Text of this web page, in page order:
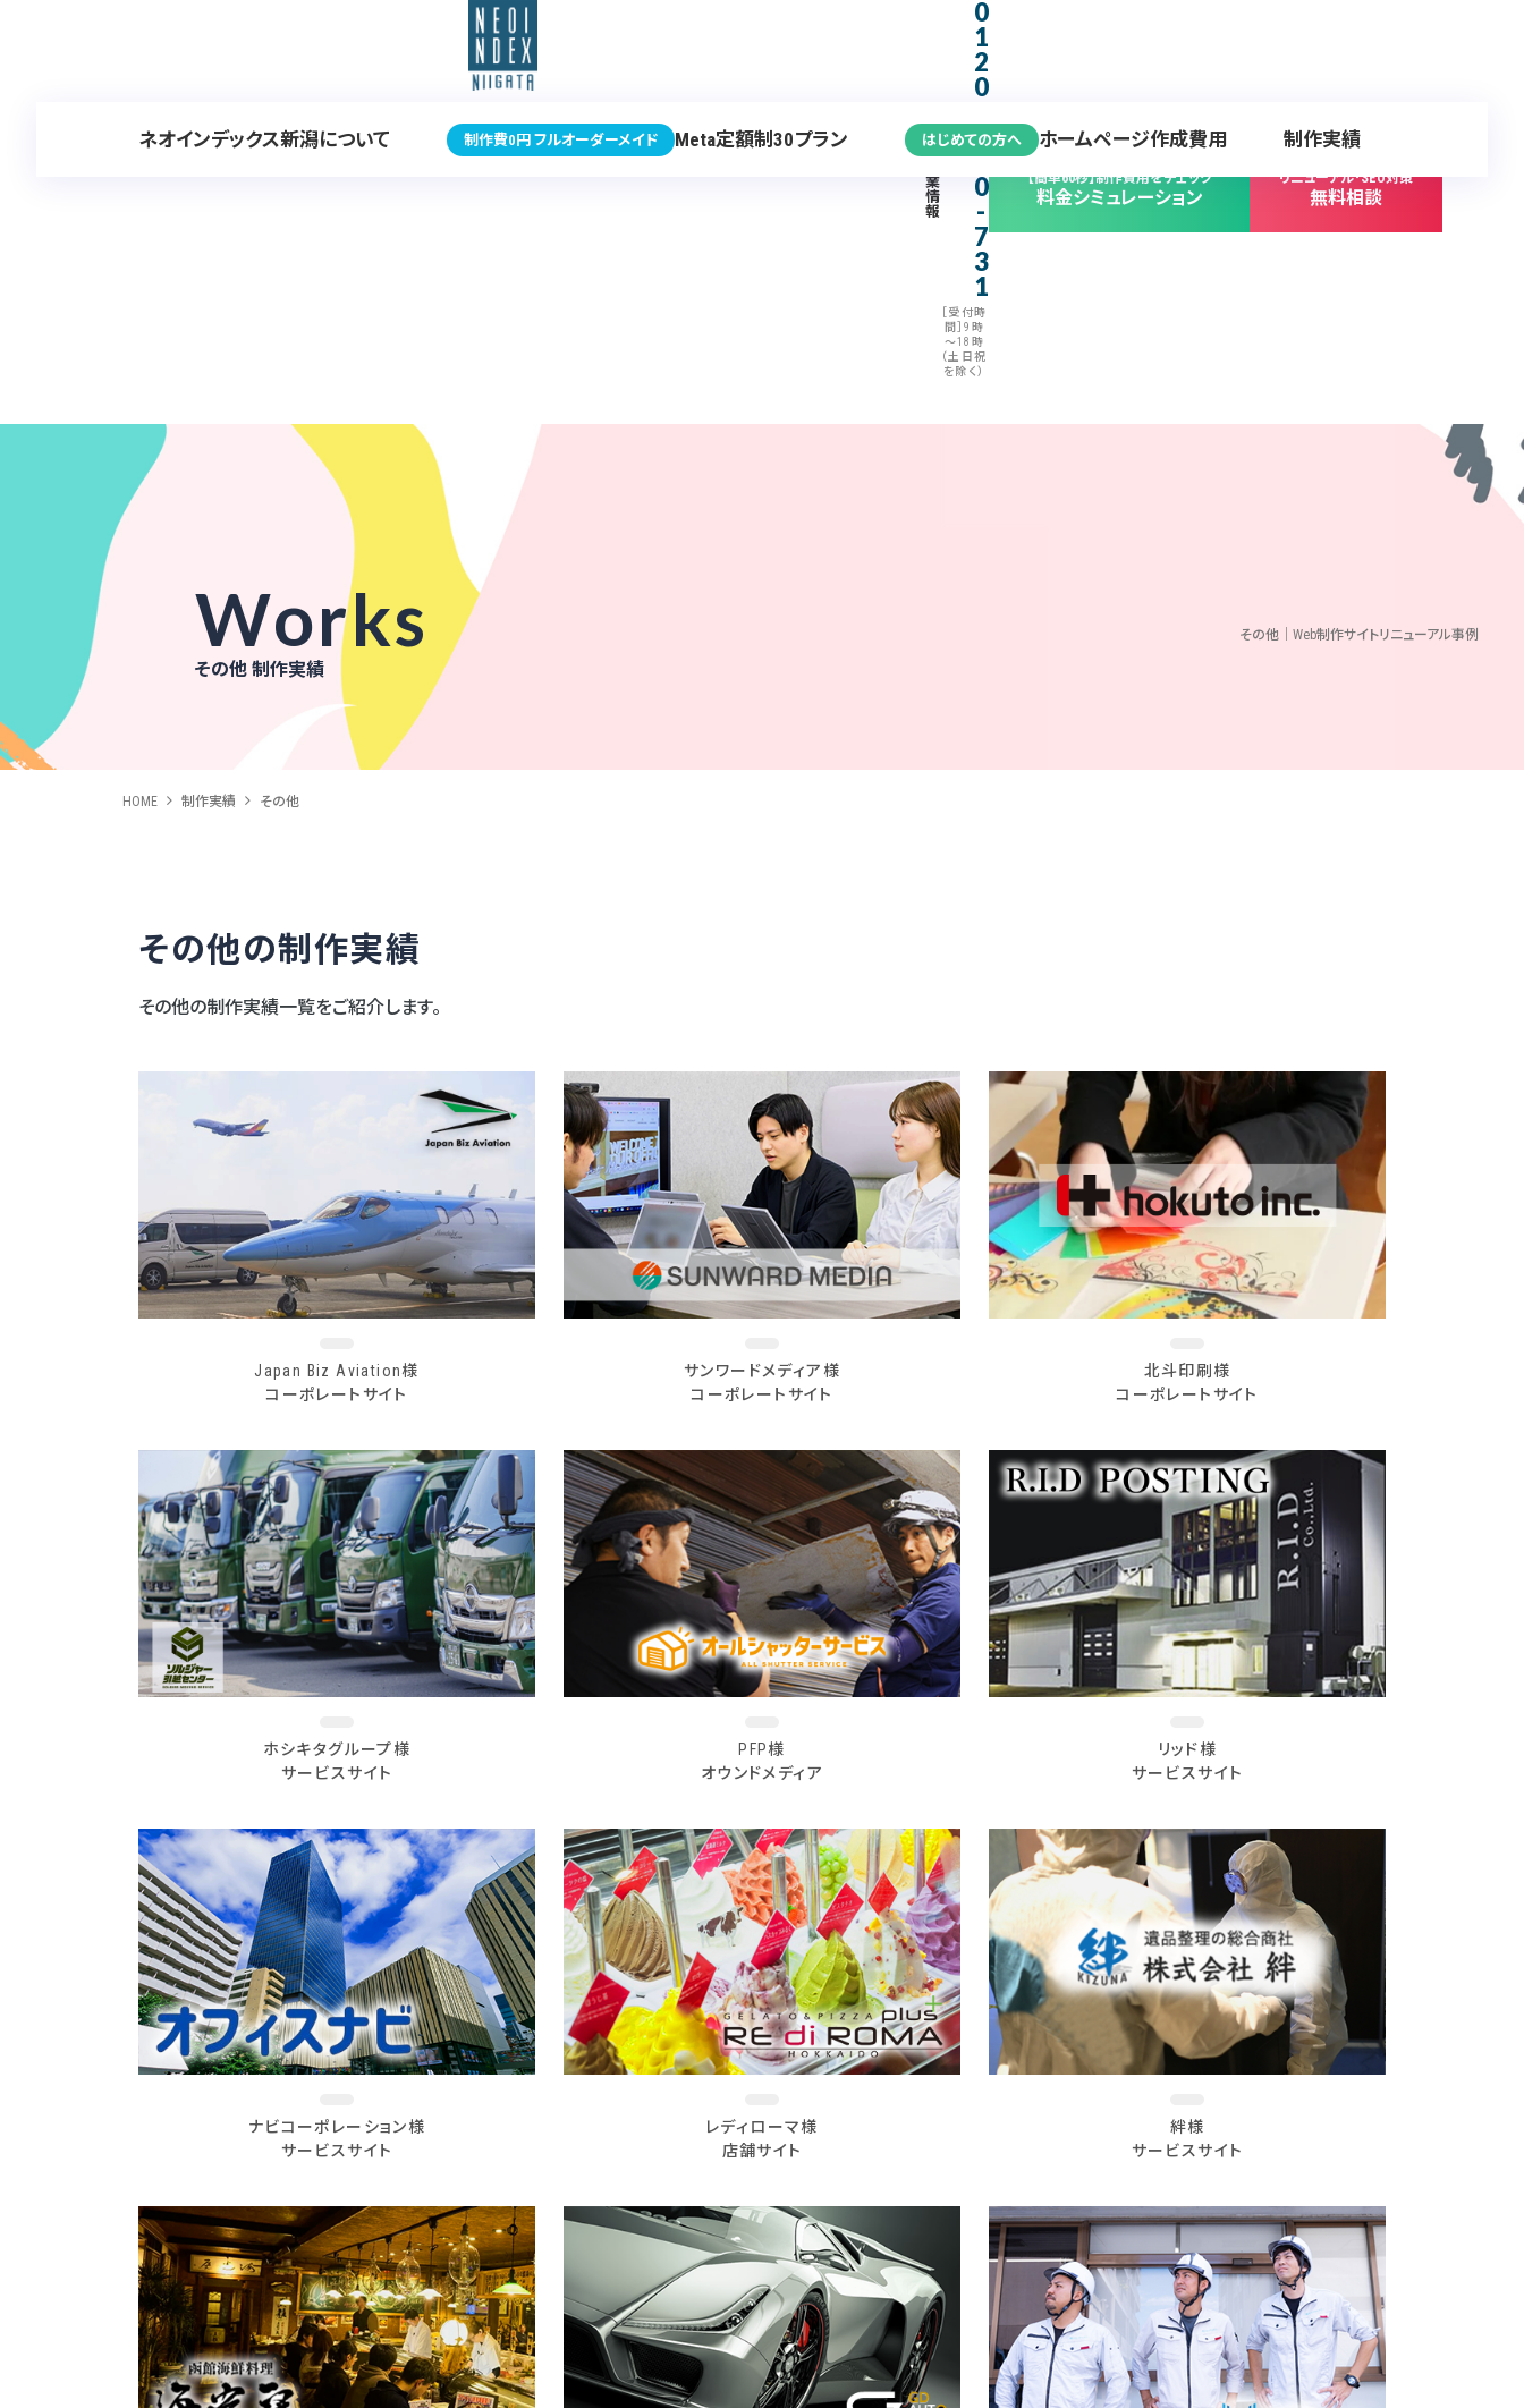
業
情
報
0
1
2
0
3
7
0
-
7
3
1
［受付時
間］9時
～18時
（土日祝
を除く）
【簡単60秒】制作費用をチェック
料金シミュレーション
リニューアル･SEO対策
無料相談
ネオインデックス新潟について 制作費0円 フルオーダーメイド Meta定額制30プラン はじめての方へ ホームページ作成費用 制作実績
その他｜Web制作サイトリニューアル事例
Works
その他 制作実績
HOME 制作実績 その他
その他の制作実績
その他の制作実績一覧をご紹介します。
Japan Biz Aviation様
コーポレートサイト
サンワードメディア様
コーポレートサイト
北斗印刷様
コーポレートサイト
ホシキタグループ様
サービスサイト
PFP様
オウンドメディア
リッド様
サービスサイト
ナビコーポレーション様
サービスサイト
レディローマ様
店舗サイト
絆様
サービスサイト